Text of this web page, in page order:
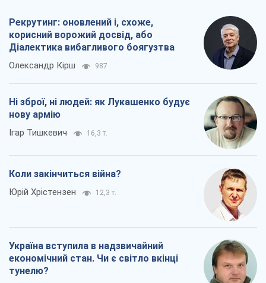
Рекрутинг: оновлений і, схоже,
корисний ворожий досвід, або
Діалектика вибагливого боягузтва
Олександр Кірш 987
Ні зброї, ні людей: як Лукашенко будує
нову армію
Ігар Тишкевич 16,3 т.
Коли закінчиться війна?
Юрій Хрістензен 12,3 т.
Україна вступила в надзвичайний
економічний стан. Чи є світло вкінці
тунелю?